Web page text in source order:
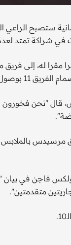
ستصبح
كاديلاك.
بالملابس
متقدمتين".